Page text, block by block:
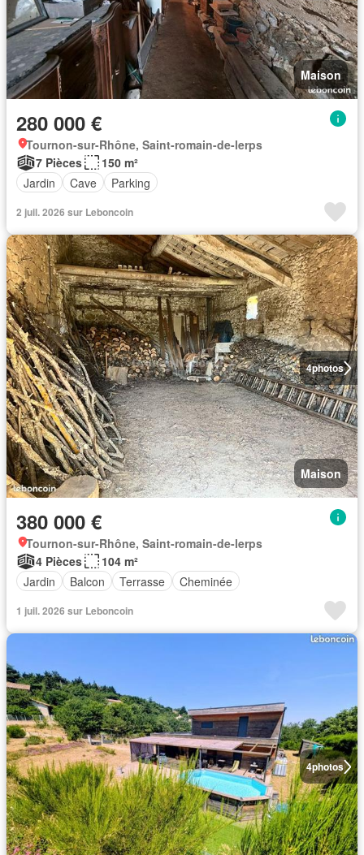
Maison
280 000 €
Tournon-sur-Rhône, Saint-romain-de-lerps
7 Pièces
150 m²
Jardin
Cave Parking
2 juil. 2026 sur Leboncoin
4photos
Maison
380 000 €
Tournon-sur-Rhône, Saint-romain-de-lerps
4 Pièces
104 m²
Jardin
Balcon Terrasse Cheminée
1 juil. 2026 sur Leboncoin
4photos